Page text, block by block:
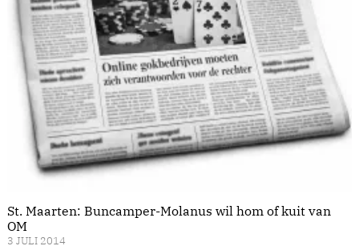
St. Maarten: Buncamper-Molanus wil hom of kuit van
OM
3 JULI 2014